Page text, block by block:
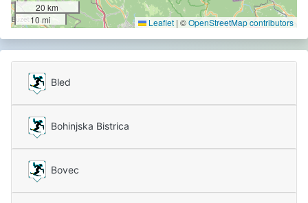
20 km
10 mi
Leaflet | ©OpenStreetMap contributors
Bled
Bohinjska Bistrica
Bovec